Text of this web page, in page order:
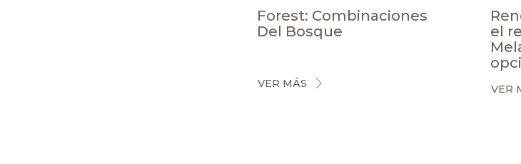
Forest: Combinaciones
Del Bosque
VER MÁS
el
VER